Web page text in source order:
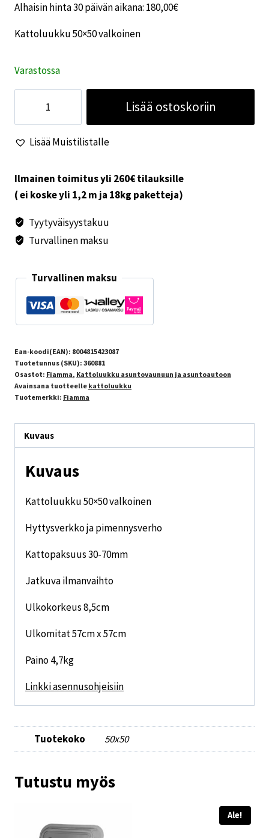
Alhaisin hinta 30 päivän aikana: 180,00€
Kattoluukku 50×50 valkoinen
Varastossa
valkoinen
määrä
Lisää ostoskoriin
Lisää Muistilistalle
Ilmainen toimitus yli 260€ tilauksille
( ei koske yli 1,2 m ja 18kg paketteja)
Tyytyväisyystakuu
Turvallinen maksu
Turvallinen maksu
Ean-koodi(EAN): 8004815423087
Tuotetunnus (SKU): 360881
Osastot: Fiamma, Kattoluukku asuntovaunuun ja asuntoautoon
Avainsana tuotteelle kattoluukku
Tuotemerkki: Fiamma
Kuvaus
Kuvaus
Kattoluukku 50×50 valkoinen
Hyttysverkko ja pimennysverho
Kattopaksuus 30-70mm
Jatkuva ilmanvaihto
Ulkokorkeus 8,5cm
Ulkomitat 57cm x 57cm
Paino 4,7kg
Linkki asennusohjeisiin
Tuotekoko 50x50
Tutustu myös
Ale!